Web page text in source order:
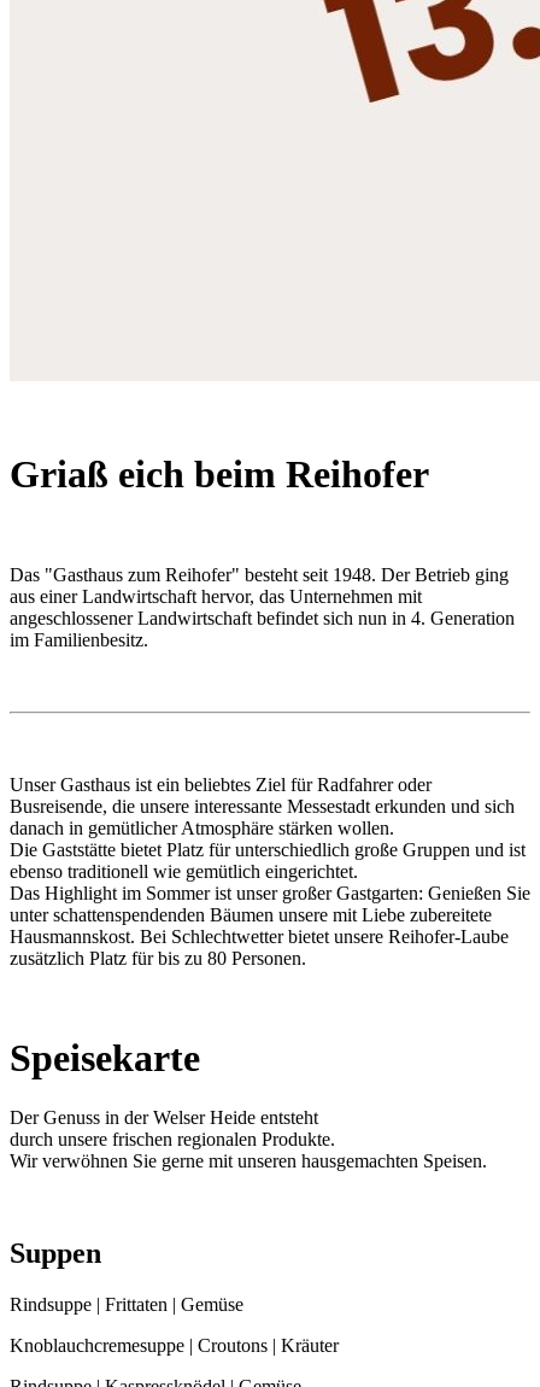
Griaß eich beim Reihofer
Das "Gasthaus zum Reihofer" besteht seit 1948. Der Betrieb ging
aus einer Landwirtschaft hervor, das Unternehmen mit
angeschlossener Landwirtschaft befindet sich nun in 4. Generation
im Familienbesitz.
Unser Gasthaus ist ein beliebtes Ziel für Radfahrer oder
Busreisende, die unsere interessante Messestadt erkunden und sich
danach in gemütlicher Atmosphäre stärken wollen.
Die Gaststätte bietet Platz für unterschiedlich große Gruppen und ist
ebenso traditionell wie gemütlich eingerichtet.
Das Highlight im Sommer ist unser großer Gastgarten: Genießen Sie
unter schattenspendenden Bäumen unsere mit Liebe zubereitete
Hausmannskost. Bei Schlechtwetter bietet unsere Reihofer-Laube
zusätzlich Platz für bis zu 80 Personen.
Speisekarte
Der Genuss in der Welser Heide entsteht
durch unsere frischen regionalen Produkte.
Wir verwöhnen Sie gerne mit unseren hausgemachten Speisen.
Suppen
Rindsuppe | Frittaten | Gemüse
Knoblauchcremesuppe | Croutons | Kräuter